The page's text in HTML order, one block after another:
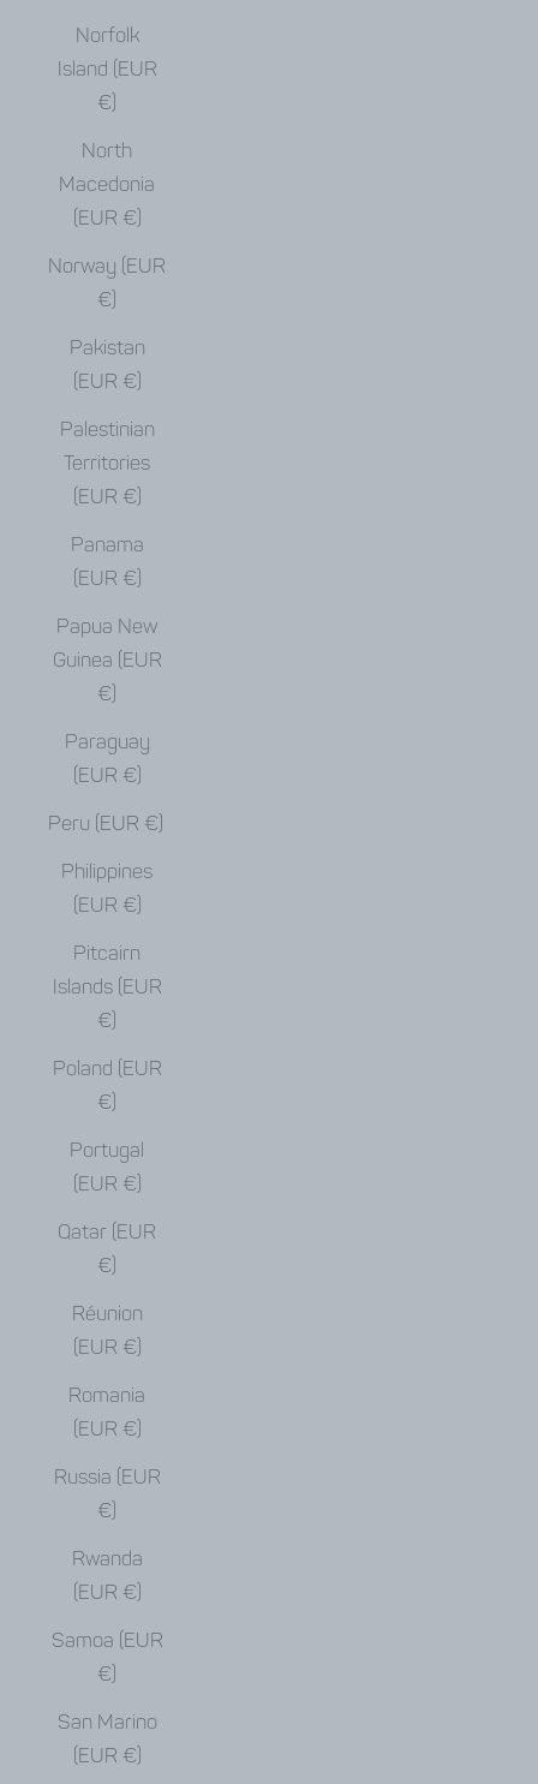
Norfolk
Island (EUR
€)
North
Macedonia
(EUR €)
Norway (EUR
€)
Pakistan
(EUR €)
Palestinian
Territories
(EUR €)
Panama
(EUR €)
Papua New
Guinea (EUR
€)
Paraguay
(EUR €)
Peru (EUR €)
Philippines
(EUR €)
Pitcairn
Islands (EUR
€)
Poland (EUR
€)
Portugal
(EUR €)
Qatar (EUR
€)
Réunion
(EUR €)
Romania
(EUR €)
Russia (EUR
€)
Rwanda
(EUR €)
Samoa (EUR
€)
San Marino
(EUR €)